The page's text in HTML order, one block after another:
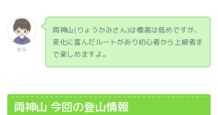
むら
両神山(りょうかみさん)は標高は低めですが、
変化に富んだルートがあり初心者から上級者ま
で楽しめますよ。
両神山 今回の登山情報